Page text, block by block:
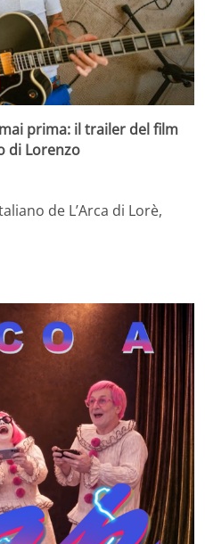
prima: il trailer del film
di Lorenzo
de L’Arca di Lorè,